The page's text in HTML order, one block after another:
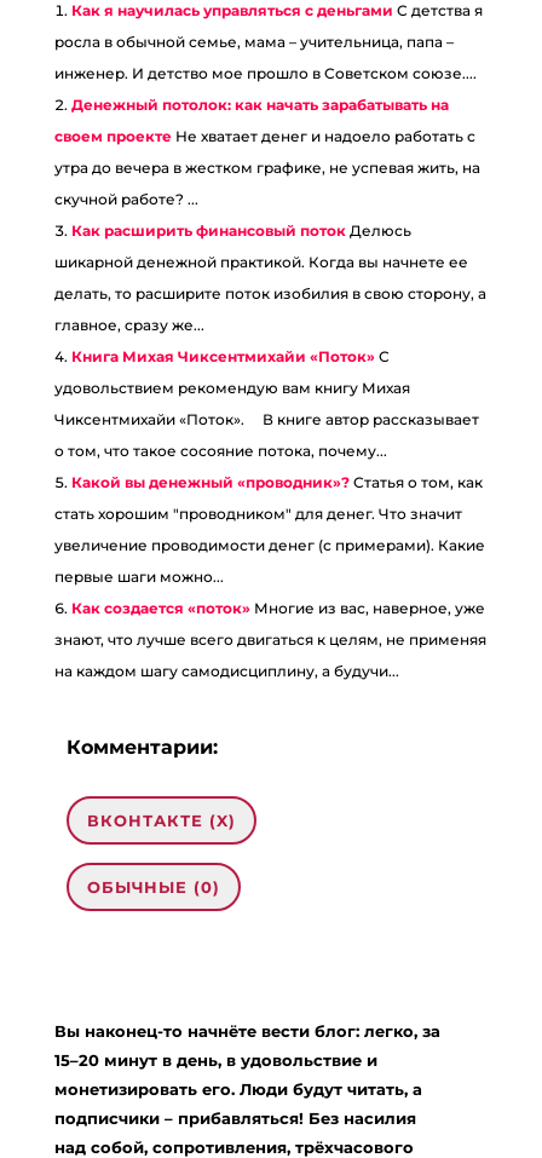
Как я научилась управляться с деньгами С детства я
росла в обычной семье, мама – учительница, папа –
инженер. И детство мое прошло в Советском союзе....
Денежный потолок: как начать зарабатывать на
своем проекте Не хватает денег и надоело работать с
утра до вечера в жестком графике, не успевая жить, на
скучной работе? ...
Как расширить финансовый поток Делюсь
шикарной денежной практикой. Когда вы начнете ее
делать, то расширите поток изобилия в свою сторону, а
главное, сразу же...
Книга Михая Чиксентмихайи «Поток» С
удовольствием рекомендую вам книгу Михая
Чиксентмихайи «Поток». ⠀ В книге автор рассказывает
о том, что такое сосояние потока, почему...
Какой вы денежный «проводник»? Статья о том, как
стать хорошим "проводником" для денег. Что значит
увеличение проводимости денег (с примерами). Какие
первые шаги можно...
Как создается «поток» Многие из вас, наверное, уже
знают, что лучше всего двигаться к целям, не применяя
на каждом шагу самодисциплину, а будучи...
Комментарии:
ВКОНТАКТЕ (X)
ОБЫЧНЫЕ (0)
Обязательные поля помечены*
Вы наконец-то начнёте вести блог: легко, за
15–20 минут в день, в удовольствие и
монетизировать его. Люди будут читать, а
подписчики – прибавляться! Без насилия
над собой, сопротивления, трёхчасового